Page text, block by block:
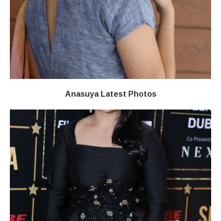
Anasuya Latest Photos